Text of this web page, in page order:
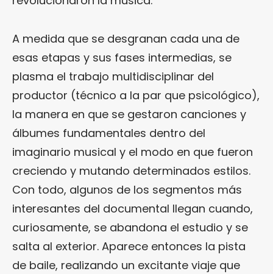
A medida que se desgranan cada una de
esas etapas y sus fases intermedias, se
plasma el trabajo multidisciplinar del
productor (técnico a la par que psicológico),
la manera en que se gestaron canciones y
álbumes fundamentales dentro del
imaginario musical y el modo en que fueron
creciendo y mutando determinados estilos.
Con todo, algunos de los segmentos más
interesantes del documental llegan cuando,
curiosamente, se abandona el estudio y se
salta al exterior. Aparece entonces la pista
de baile, realizando un excitante viaje que